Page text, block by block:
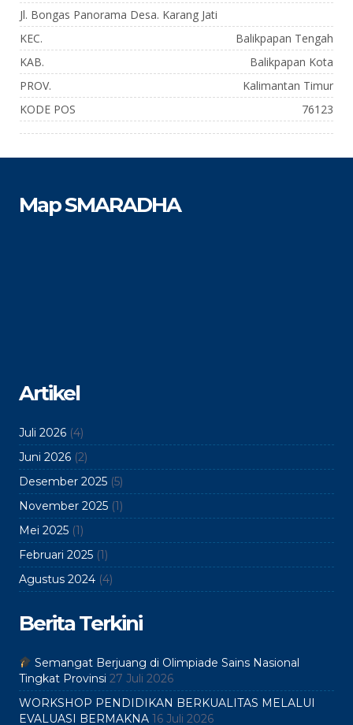
Jl. Bongas Panorama Desa. Karang Jati
KEC.
Balikpapan Tengah
KAB.
Balikpapan Kota
PROV.
Kalimantan Timur
KODE POS
76123
Map SMARADHA
Artikel
Juli 2026 (4)
Juni 2026 (2)
Desember 2025 (5)
November 2025 (1)
Mei 2025 (1)
Februari 2025 (1)
Agustus 2024 (4)
Berita Terkini
Semangat Berjuang di Olimpiade Sains Nasional
Tingkat Provinsi 27 Juli 2026
WORKSHOP PENDIDIKAN BERKUALITAS MELALUI
EVALUASI BERMAKNA 16 Juli 2026